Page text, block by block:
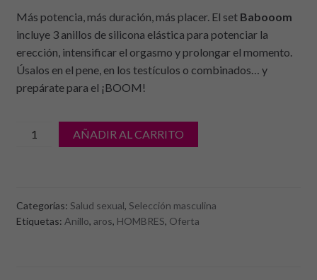
Más potencia, más duración, más placer. El set Babooom
incluye 3 anillos de silicona elástica para potenciar la
erección, intensificar el orgasmo y prolongar el momento.
Úsalos en el pene, en los testículos o combinados… y
prepárate para el ¡BOOM!
cantidad
Cockring
Set
AÑADIR AL CARRITO
Categorías: Salud sexual, Selección masculina
Etiquetas: Anillo, aros, HOMBRES, Oferta